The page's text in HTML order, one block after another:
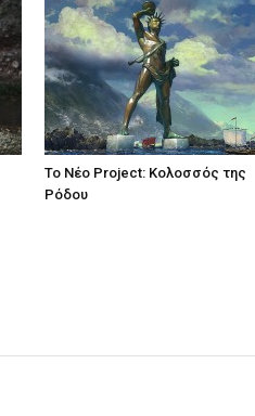
Το Νέο Project: Κολοσσός της
Ρόδου